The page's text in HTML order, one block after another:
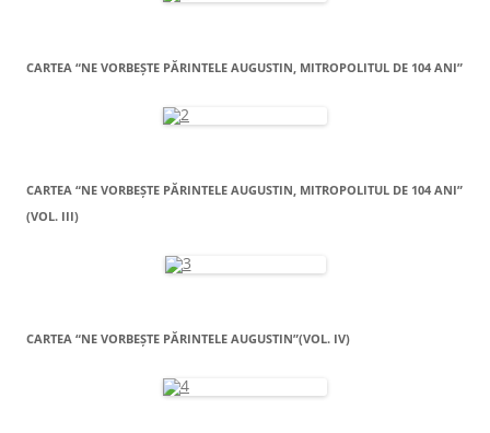
CARTEA “NE VORBEŞTE PĂRINTELE AUGUSTIN, MITROPOLITUL DE 104 ANI”
CARTEA “NE VORBEŞTE PĂRINTELE AUGUSTIN, MITROPOLITUL DE 104 ANI”
(VOL. III)
CARTEA “NE VORBEŞTE PĂRINTELE AUGUSTIN”(VOL. IV)